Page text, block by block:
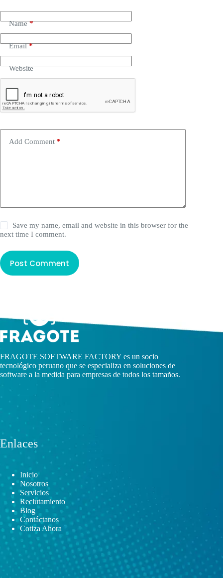
Name*
Email*
Website
Add Comment *
Save my name, email and website in this browser for the
next time I comment.
Post Comment
FRAGOTE SOFTWARE FACTORY es un socio
tecnológico peruano que se especializa en soluciones de
software a la medida para empresas de todos los tamaños.
Enlaces
Inicio
Nosotros
Servicios
Reclutamiento
Blog
Contáctanos
Cotiza Ahora